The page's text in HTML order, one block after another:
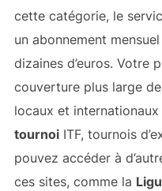
cette catégorie, le
un abonnement
dizaines d’euros. Votre
couverture plus large
locaux et internationaux
tournoiITF, tournois
pouvez accéder à
ces sites, comme la